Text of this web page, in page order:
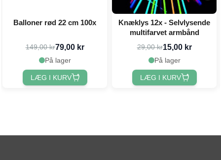
Balloner rød 22 cm 100x
149,00 kr79,00 kr
På lager
LÆG I KURV
Knæklys 12x - Selvlysende
multifarvet armbånd
29,00 kr15,00 kr
På lager
LÆG I KURV